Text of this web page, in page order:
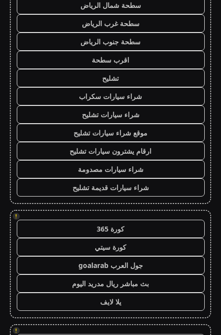
سطحة شمال الرياض
سطحة غرب الرياض
سطحة جنوب الرياض
اقرب سطحة
تشليح
شراء سيارات سكراب
شراء سيارات تشليح
موقع شراء سيارات تشليح
ارقام يشترون سيارات تشليح
شراء سيارات مصدومة
شراء سيارات قديمة تشليح
!
كورة 365
كورة سيتي
جول العرب goalarab
بث مباشر ريال مدريد اليوم
يلا لايف
!